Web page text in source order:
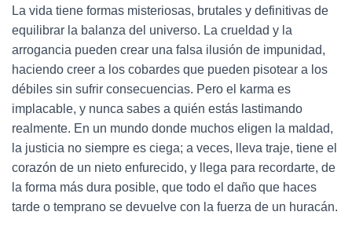
La vida tiene formas misteriosas, brutales y definitivas de
equilibrar la balanza del universo. La crueldad y la
arrogancia pueden crear una falsa ilusión de impunidad,
haciendo creer a los cobardes que pueden pisotear a los
débiles sin sufrir consecuencias. Pero el karma es
implacable, y nunca sabes a quién estás lastimando
realmente. En un mundo donde muchos eligen la maldad,
la justicia no siempre es ciega; a veces, lleva traje, tiene el
corazón de un nieto enfurecido, y llega para recordarte, de
la forma más dura posible, que todo el daño que haces
tarde o temprano se devuelve con la fuerza de un huracán.